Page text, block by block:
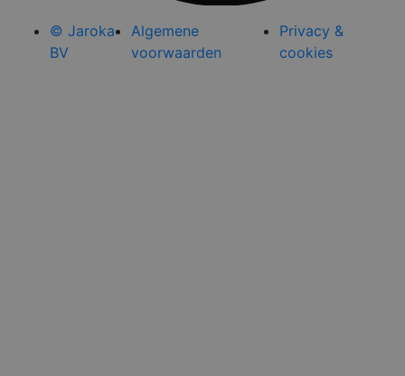
© Jaroka
BV
Algemene
voorwaarden
Privacy &
cookies